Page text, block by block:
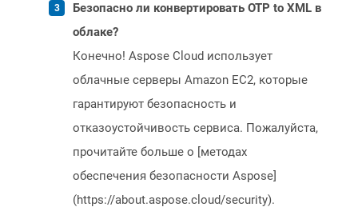
Безопасно ли конвертировать OTP to XML в
облаке?
Конечно! Aspose Cloud использует
облачные серверы Amazon EC2, которые
гарантируют безопасность и
отказоустойчивость сервиса. Пожалуйста,
прочитайте больше о [методах
обеспечения безопасности Aspose]
(https://about.aspose.cloud/security).